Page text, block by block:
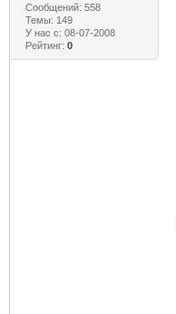
Сообщений: 558
Темы: 149
У нас с: 08-07-2008
Рейтинг: 0